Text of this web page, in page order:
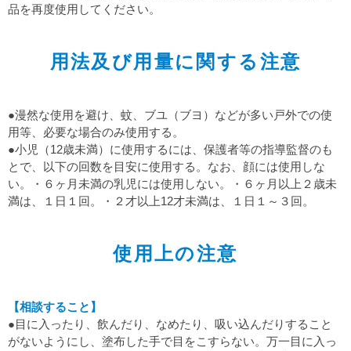
品を再度使用してください。
用法及び用量に関する注意
●漫然な使用を避け、蚊、ブユ（ブヨ）などが多い戸外での使
用等、必要な場合のみ使用する。
●小児（12歳未満）に使用するには、保護者等の指導監督のも
とで、以下の回数を目安に使用する。なお、顔には使用しな
い。・６ヶ月未満の乳児には使用しない。・６ヶ月以上２歳未
満は、１日１回。・２才以上12才未満は、１日１～３回。
使用上の注意
【相談すること】
●目に入ったり、飲んだり、なめたり、吸い込んだりすること
がないようにし、塗布した手で目をこすらない。万一目に入っ